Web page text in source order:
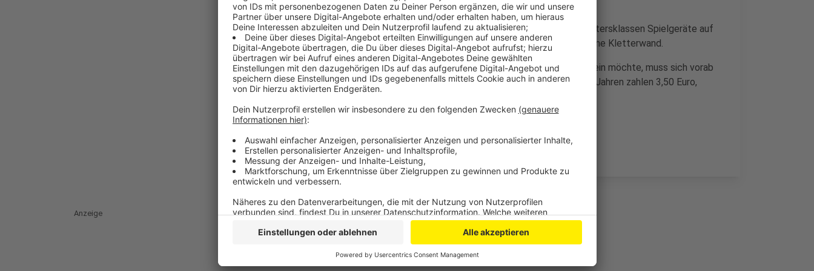
Dazu baut eine europaweit bekannte Agentur für verschiedene Altersklassen Spielgeräte auf
dem Wasser auf und ein DJ legt auf. An Land gibt es außerdem eine Kletterwand.
Die Poolparty startet um 13 Uhr und läuft bis 18 Uhr. Wer dabei sein möchte, muss sich vorab
online einTicket fürs Freibad Wiembachtalkaufen. Kinder ab vier Jahren zahlen 3,50 Euro,
Erwachsene 5 Euro.
Anzeige